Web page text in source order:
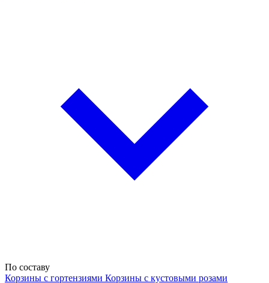
По составу
Корзины с гортензиями Корзины с кустовыми розами